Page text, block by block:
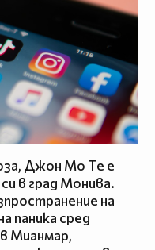
Джон Мо Те е
в град Монива.
на
паника сред
Мианмар,